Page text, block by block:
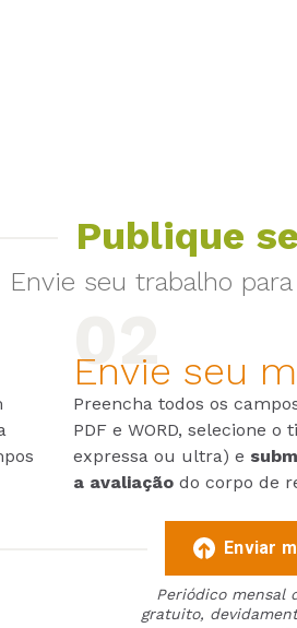
Publique
Envie seu trabalho
Envie seu
Preencha todos os
PDF e WORD, selecione o
expressa ou ultra) e
a avaliação do corpo de
Enviar
Periódico mensal
gratuito,